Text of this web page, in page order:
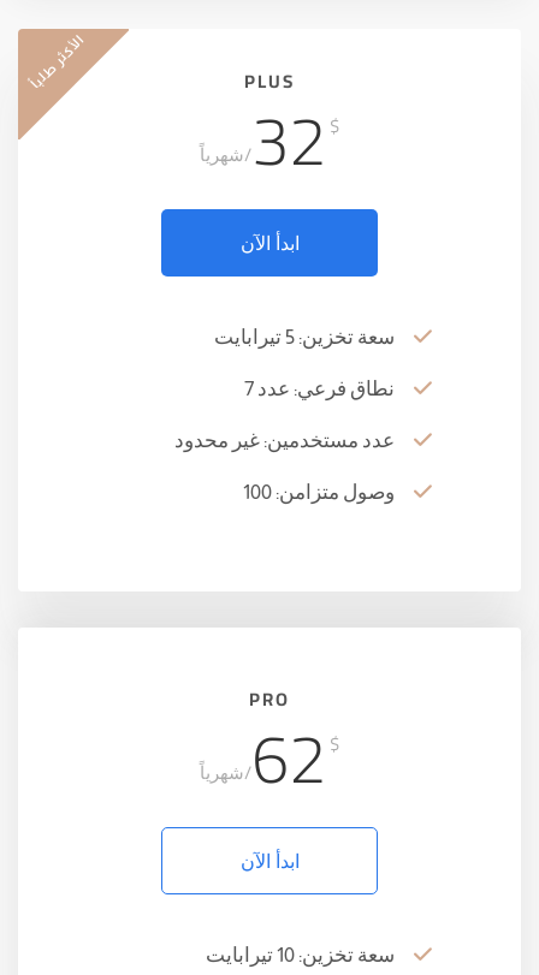
الأكثر طلباً
PLUS
$
32/شهرياً
ابدأ الآن
سعة تخزين: 5 تيرابايت
نطاق فرعي: عدد 7
عدد مستخدمين: غير محدود
وصول متزامن: 100
PRO
$
62/شهرياً
ابدأ الآن
سعة تخزين: 10 تيرابايت